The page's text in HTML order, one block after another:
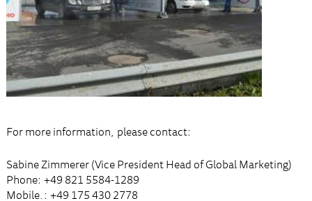
For more information, please contact:
Sabine Zimmerer (Vice President Head of Global Marketing)
Phone: +49 821 5584-1289
Mobile.: +49 175 430 2778